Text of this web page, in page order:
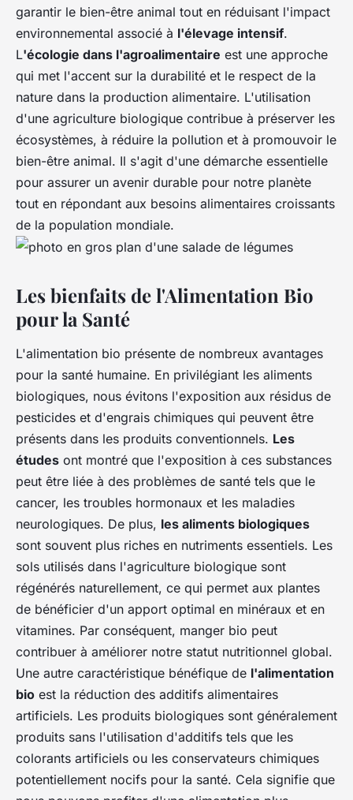
garantir le bien-être animal tout en réduisant l'impact
environnemental associé à l'élevage intensif.
L'écologie dans l'agroalimentaire est une approche
qui met l'accent sur la durabilité et le respect de la
nature dans la production alimentaire. L'utilisation
d'une agriculture biologique contribue à préserver les
écosystèmes, à réduire la pollution et à promouvoir le
bien-être animal. Il s'agit d'une démarche essentielle
pour assurer un avenir durable pour notre planète
tout en répondant aux besoins alimentaires croissants
de la population mondiale.
Les bienfaits de l'Alimentation Bio
pour la Santé
L'alimentation bio présente de nombreux avantages
pour la santé humaine. En privilégiant les aliments
biologiques, nous évitons l'exposition aux résidus de
pesticides et d'engrais chimiques qui peuvent être
présents dans les produits conventionnels. Les
études ont montré que l'exposition à ces substances
peut être liée à des problèmes de santé tels que le
cancer, les troubles hormonaux et les maladies
neurologiques. De plus, les aliments biologiques
sont souvent plus riches en nutriments essentiels. Les
sols utilisés dans l'agriculture biologique sont
régénérés naturellement, ce qui permet aux plantes
de bénéficier d'un apport optimal en minéraux et en
vitamines. Par conséquent, manger bio peut
contribuer à améliorer notre statut nutritionnel global.
Une autre caractéristique bénéfique de l'alimentation
bio est la réduction des additifs alimentaires
artificiels. Les produits biologiques sont généralement
produits sans l'utilisation d'additifs tels que les
colorants artificiels ou les conservateurs chimiques
potentiellement nocifs pour la santé. Cela signifie que